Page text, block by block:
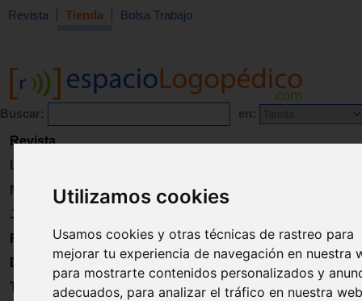
Utilizamos cookies
Usamos cookies y otras técnicas de rastreo para
mejorar tu experiencia de navegación en nuestra
para mostrarte contenidos personalizados y
adecuados, para analizar el tráfico en nuestra
Revista Tienda Bolsa Trabajo
Buscar: en:
Revista
Libros
Material
Juguetes
Formación
Directorio
Trabajo